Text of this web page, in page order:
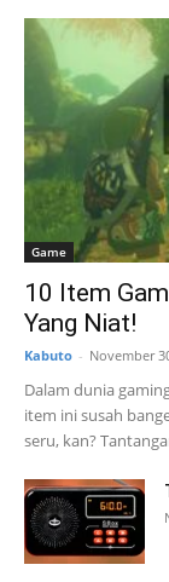
Game
10 Item
Yang Niat!
Kabuto - November
Dalam dunia
item ini susah
seru, kan?